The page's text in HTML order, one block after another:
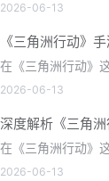
2026-06-13
2026-06-13
2026-06-13